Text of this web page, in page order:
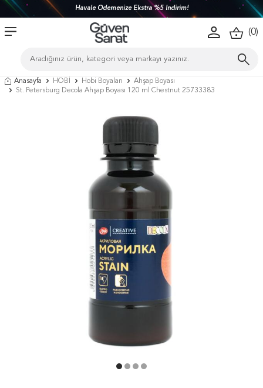
Havale Ödemenize Ekstra %5 İndirim!
(0)
Anasayfa HOBİ Hobi Boyaları
Ahşap Boyası
St. Petersburg Decola Ahşap Boyası 120 ml Chestnut 25733383